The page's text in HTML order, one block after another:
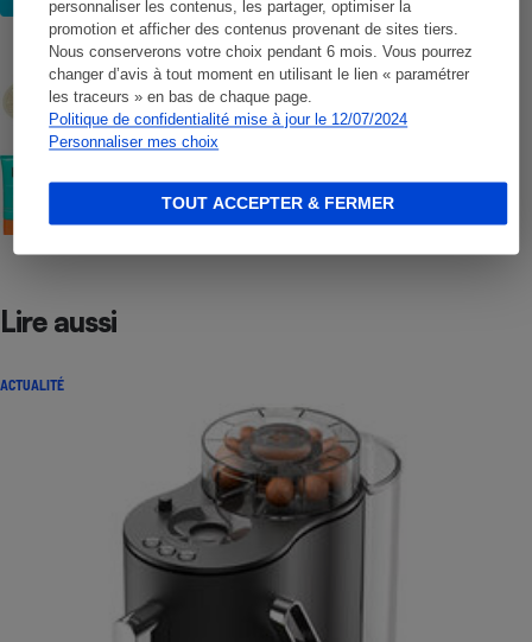
personnaliser les contenus, les partager, optimiser la
promotion et afficher des contenus provenant de sites tiers.
Nous conserverons votre choix pendant 6 mois. Vous pourrez
changer d’avis à tout moment en utilisant le lien « paramétrer
les traceurs » en bas de chaque page.
Politique de confidentialité mise à jour le 12/07/2024
Personnaliser mes choix
TOUT ACCEPTER & FERMER
COMMENT NOUS TESTONS
Crèmes solaires - Le protocole
Crèmes solaires visage - Le protocole
Lire aussi
ACTUALITÉ